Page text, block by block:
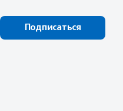
Подписаться